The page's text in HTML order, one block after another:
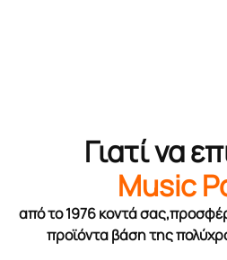
Γιατί να
Music
από το 1976 κοντά
προϊόντα βάση της